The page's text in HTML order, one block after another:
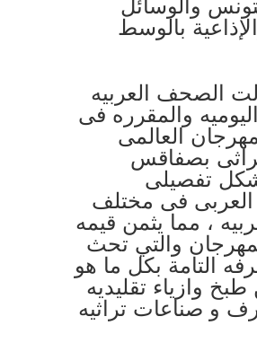
والوسائل
بالوسط
الصحف العربيه
والمقرره فى
العالمى
بصفاقس
تفصيلى
العربى فى مختلف
، مما يثمن قيمه
والتي تحث
التامة بكل ما هو
وازياء تقليديه
و صناعات تراثيه